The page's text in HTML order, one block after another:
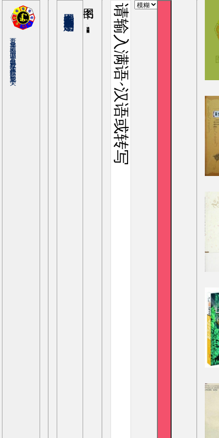
图书
输入满语、罗马转写或中文查询